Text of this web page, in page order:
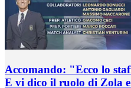
Accomando: "Ecco lo
E vi dico il ruolo di Zola